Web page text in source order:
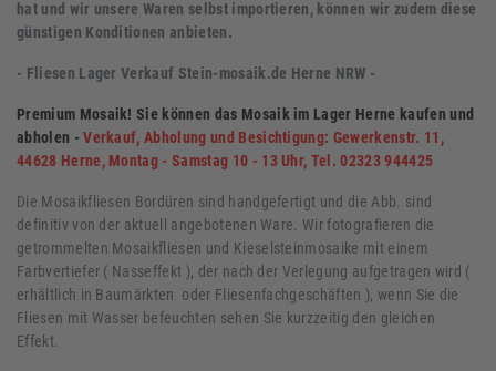
hat und wir unsere Waren selbst importieren, können wir zudem diese
günstigen Konditionen anbieten.
- Fliesen Lager Verkauf Stein-mosaik.de Herne NRW -
Premium Mosaik! Sie können das Mosaik im Lager Herne kaufen und
abholen - Verkauf, Abholung und Besichtigung: Gewerkenstr. 11,
44628 Herne, Montag - Samstag 10 - 13 Uhr, Tel. 02323 944425
Die Mosaikfliesen Bordüren sind handgefertigt und die Abb. sind
definitiv von der aktuell angebotenen Ware. Wir fotografieren die
getrommelten Mosaikfliesen und Kieselsteinmosaike mit einem
Farbvertiefer ( Nasseffekt ), der nach der Verlegung aufgetragen wird (
erhältlich in Baumärkten oder Fliesenfachgeschäften ), wenn Sie die
Fliesen mit Wasser befeuchten sehen Sie kurzzeitig den gleichen
Effekt.